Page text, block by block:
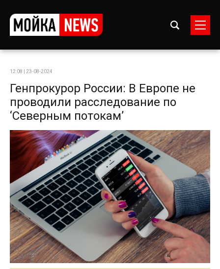
12:08 | 23-08-2024
Генпрокурор России: В Европе не
проводили расследование по
‘Северным потокам’